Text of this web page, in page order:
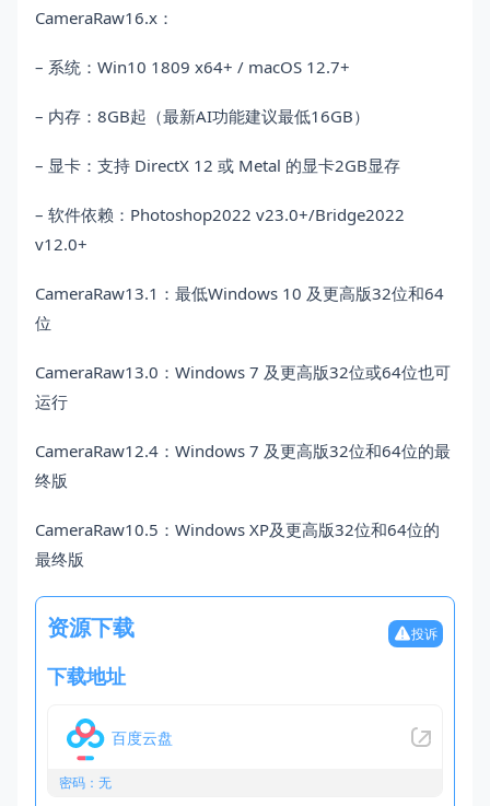
CameraRaw16.x：
– 系统：Win10 1809 x64+ / macOS 12.7+
– 内存：8GB起（最新AI功能建议最低16GB）
– 显卡：支持 DirectX 12 或 Metal 的显卡2GB显存
– 软件依赖：Photoshop2022 v23.0+/Bridge2022
v12.0+
CameraRaw13.1：最低Windows 10 及更高版32位和64
位
CameraRaw13.0：Windows 7 及更高版32位或64位也可
运行
CameraRaw12.4：Windows 7 及更高版32位和64位的最
终版
CameraRaw10.5：Windows XP及更高版32位和64位的
最终版
资源下载 投诉
下载地址
百度云盘
密码：无